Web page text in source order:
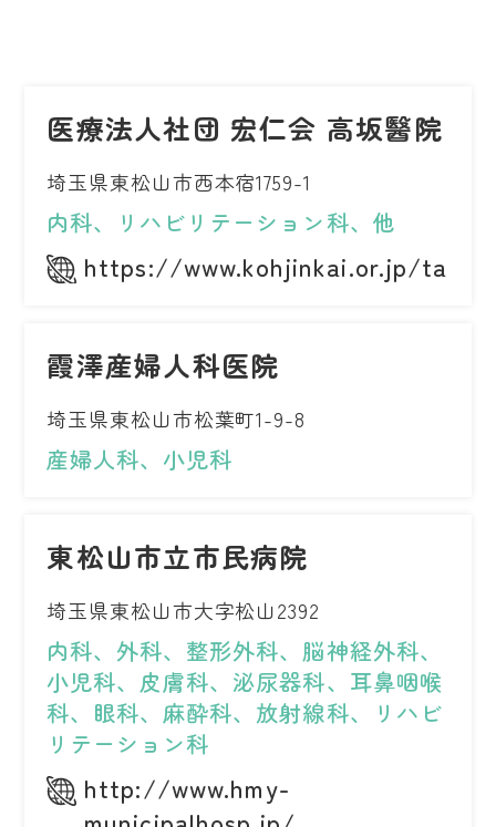
医療法人社団 宏仁会 高坂醫院
埼玉県東松山市西本宿1759-1
内科、リハビリテーション科、他
https://www.kohjinkai.or.jp/
霞澤産婦人科医院
埼玉県東松山市松葉町1-9-8
産婦人科、小児科
東松山市立市民病院
埼玉県東松山市大字松山2392
内科、外科、整形外科、脳神経外科、
小児科、皮膚科、泌尿器科、耳鼻咽喉
科、眼科、麻酔科、放射線科、リハビ
リテーション科
http://www.hmy-